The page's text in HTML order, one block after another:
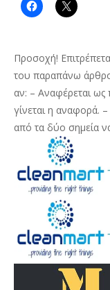
Προσοχή!
του παραπάνω
αν: – Αναφέρεται
γίνεται η αναφορά.
από τα δύο σημεία